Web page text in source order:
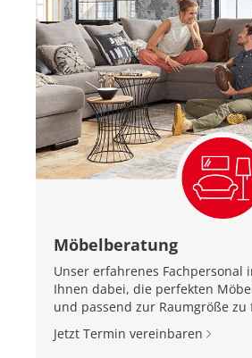
Möbelberatung
Unser erfahrenes Fachpersonal
Ihnen dabei, die perfekten
und passend zur Raumgröße zu
Jetzt Termin vereinbaren